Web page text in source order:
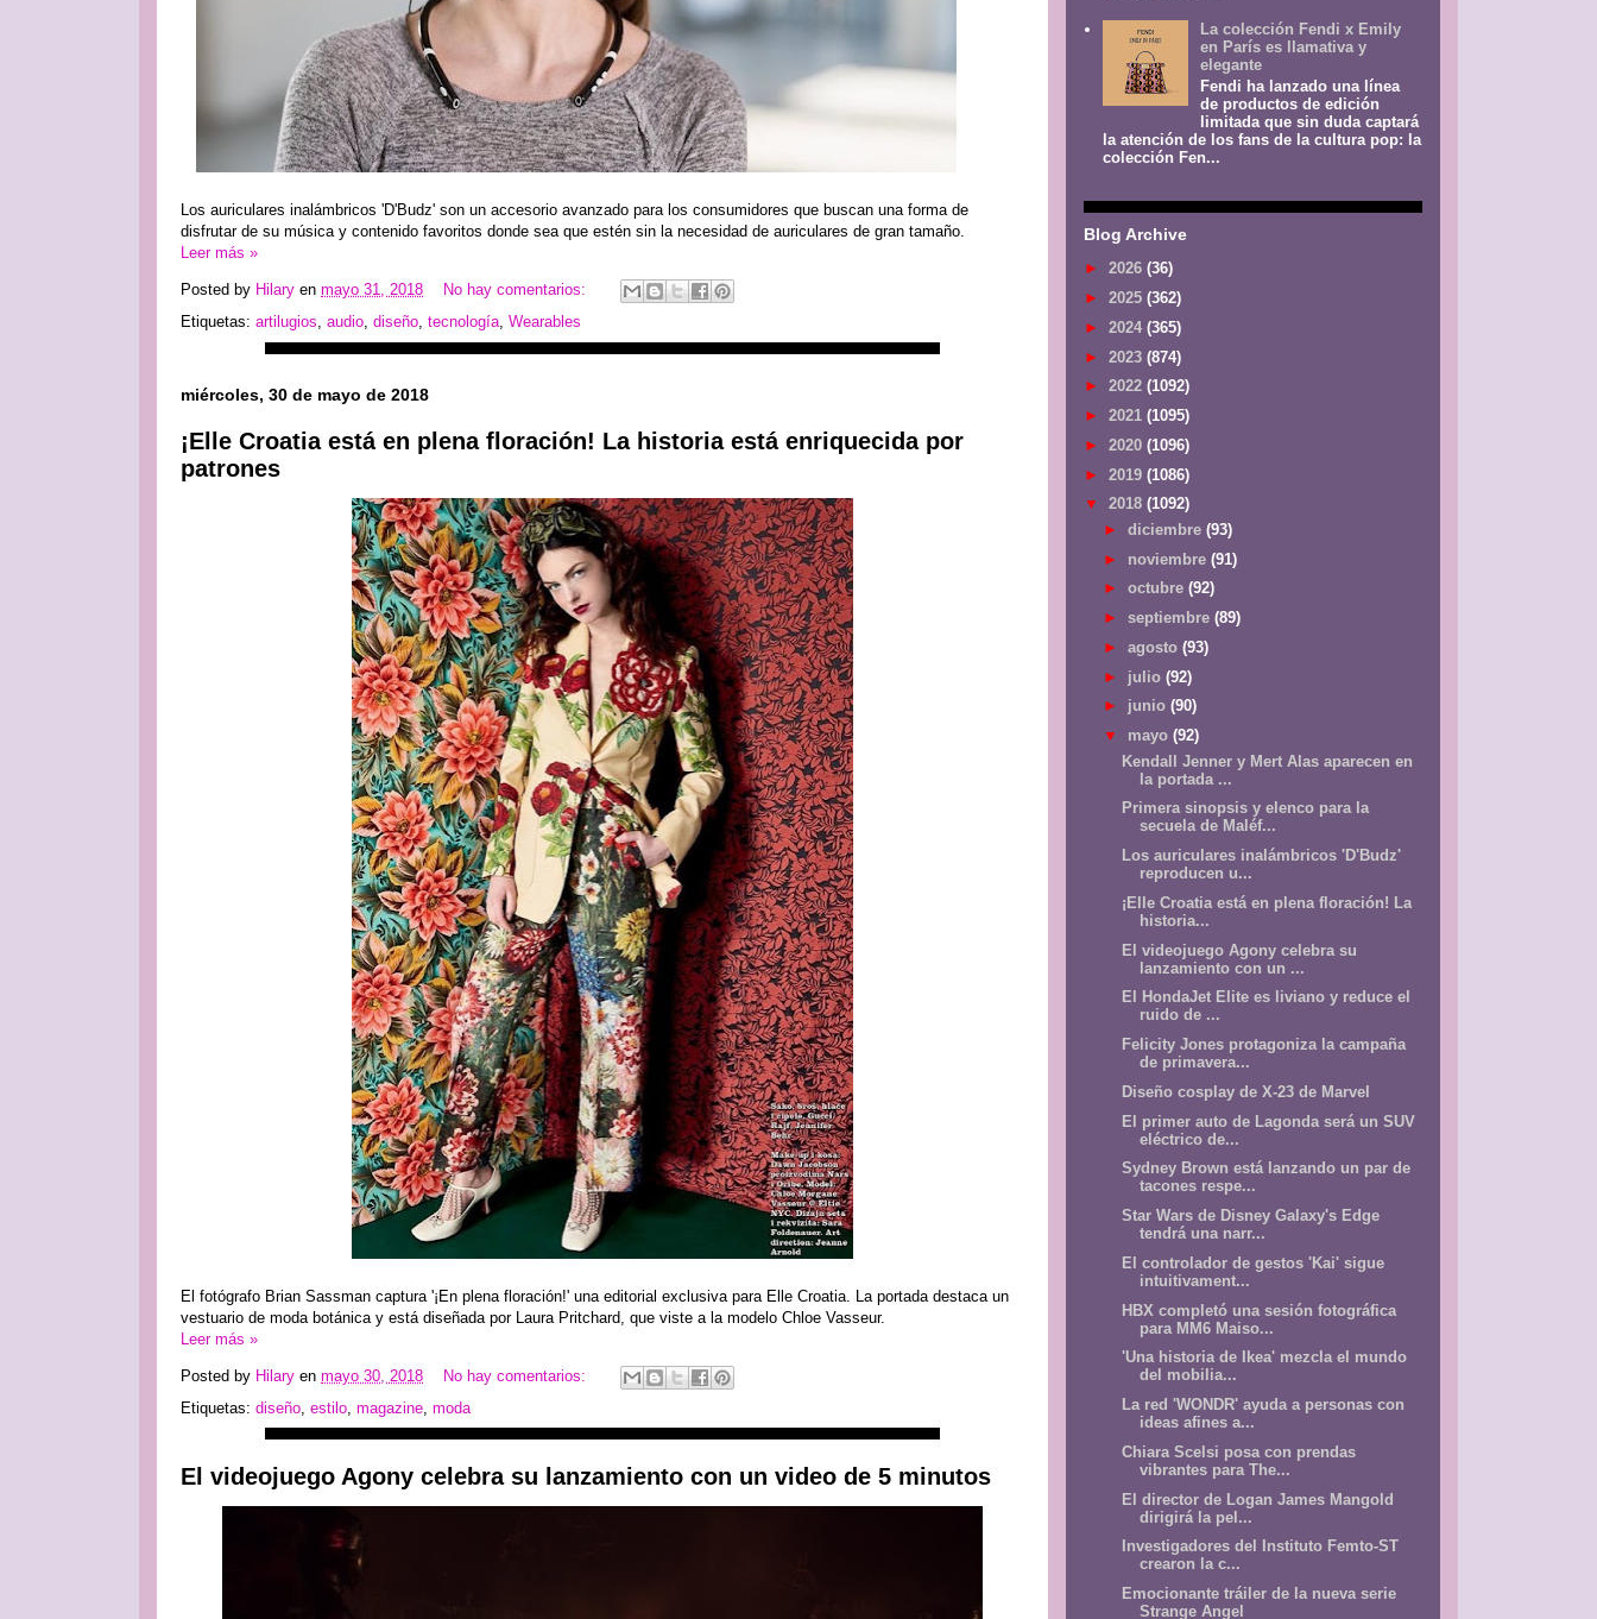
Los auriculares inalámbricos 'D'Budz' son un accesorio avanzado para los consumidores que buscan una forma de
disfrutar de su música y contenido favoritos donde sea que estén sin la necesidad de auriculares de gran tamaño.
Leer más »
Posted by Hilary en mayo 31, 2018
No hay comentarios:
Etiquetas: artilugios, audio, diseño, tecnología, Wearables
miércoles, 30 de mayo de 2018
¡Elle Croatia está en plena floración! La historia está enriquecida por
patrones
El fotógrafo Brian Sassman captura '¡En plena floración!' una editorial exclusiva para Elle Croatia. La portada destaca un
vestuario de moda botánica y está diseñada por Laura Pritchard, que viste a la modelo Chloe Vasseur.
Leer más »
Posted by Hilary en mayo 30, 2018
No hay comentarios:
Etiquetas: diseño estilo magazine moda
El videojuego Agony celebra su lanzamiento con un video de 5 minutos
La colección Fendi x Emily
en París es llamativa y
elegante
Fendi ha lanzado una línea
de productos de edición
limitada que sin duda captará
la atención de los fans de la cultura pop: la
colección Fen...
Blog Archive
► 2026 (36)
► 2025 (362)
► 2024 (365)
► 2023 (874)
► 2022 (1092)
► 2021 (1095)
► 2020 (1096)
► 2019 (1086)
▼ 2018 (1092)
► diciembre (93)
► noviembre (91)
► octubre (92)
► septiembre (89)
► agosto (93)
► julio (92)
► junio (90)
▼ mayo (92)
Kendall Jenner y Mert Alas aparecen en
la portada ...
Primera sinopsis y elenco para la
secuela de Maléf...
Los auriculares inalámbricos 'D'Budz'
reproducen u...
¡Elle Croatia está en plena floración! La
historia...
El videojuego Agony celebra su
lanzamiento con un ...
El HondaJet Elite es liviano y reduce el
ruido de ...
Felicity Jones protagoniza la campaña
de primavera...
Diseño cosplay de X-23 de Marvel
El primer auto de Lagonda será un SUV
eléctrico de...
Sydney Brown está lanzando un par de
tacones respe...
Star Wars de Disney Galaxy's Edge
tendrá una narr...
El controlador de gestos 'Kai' sigue
intuitivament...
HBX completó una sesión fotográfica
para MM6 Maiso...
'Una historia de Ikea' mezcla el mundo
del mobilia...
La red 'WONDR' ayuda a personas con
ideas afines a...
Chiara Scelsi posa con prendas
vibrantes para The...
El director de Logan James Mangold
dirigirá la pel...
Investigadores del Instituto Femto-ST
crearon la c...
Emocionante tráiler de la nueva serie
Strange Angel